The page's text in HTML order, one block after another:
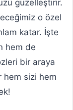
güzelleştirir.
o özel
katar. İşte
hem de
bir araya
hem sizi hem